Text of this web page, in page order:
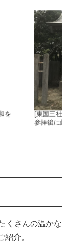
社正式
[わた
ずで
くさんの温かな
紹介。